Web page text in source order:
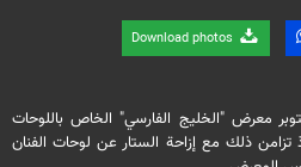
15 من شهر اكتوبر معرض "الخليج الفارسي" الخاص باللوحات
تزامن ذلك مع إزاحة الستار عن لوحات الفنان